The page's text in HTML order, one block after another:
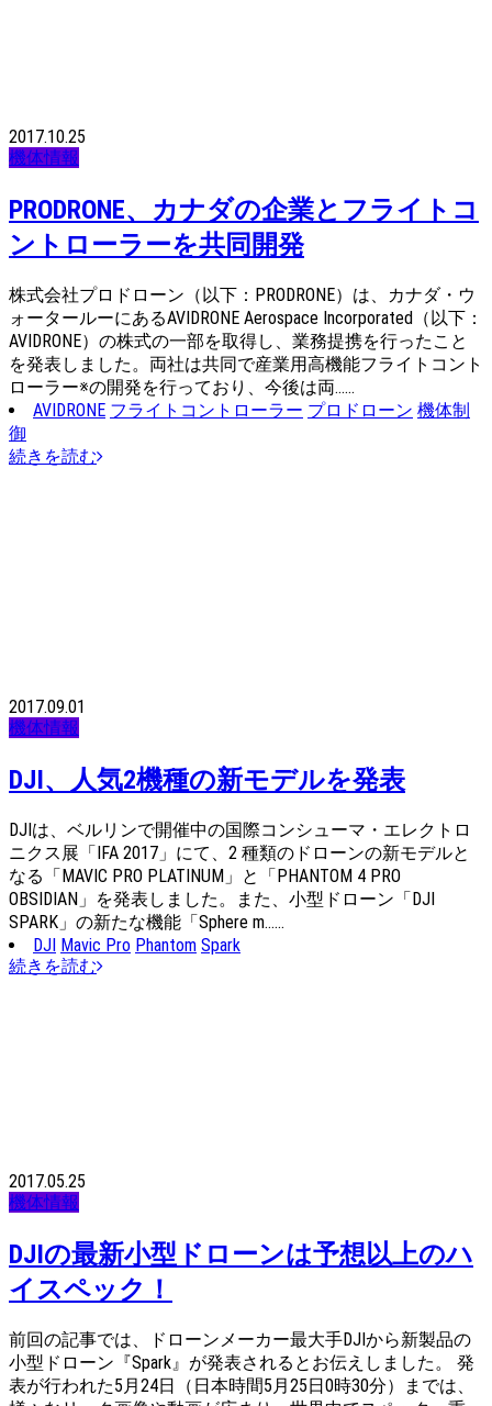
2017.10.25
機体情報
PRODRONE、カナダの企業とフライトコ
ントローラーを共同開発
株式会社プロドローン（以下：PRODRONE）は、カナダ・ウ
ォータールーにあるAVIDRONE Aerospace Incorporated（以下：
AVIDRONE）の株式の一部を取得し、業務提携を行ったこと
を発表しました。両社は共同で産業用高機能フライトコント
ローラー※の開発を行っており、今後は両……
AVIDRONE フライトコントローラー プロドローン 機体制
御
続きを読む
2017.09.01
機体情報
DJI、人気2機種の新モデルを発表
DJIは、ベルリンで開催中の国際コンシューマ・エレクトロ
ニクス展「IFA 2017」にて、2 種類のドローンの新モデルと
なる「MAVIC PRO PLATINUM」と「PHANTOM 4 PRO
OBSIDIAN」を発表しました。また、小型ドローン「DJI
SPARK」の新たな機能「Sphere m……
DJI Mavic Pro Phantom Spark
続きを読む
2017.05.25
機体情報
DJIの最新小型ドローンは予想以上のハ
イスペック！
前回の記事では、ドローンメーカー最大手DJIから新製品の
小型ドローン『Spark』が発表されるとお伝えしました。 発
表が行われた5月24日（日本時間5月25日0時30分）までは、